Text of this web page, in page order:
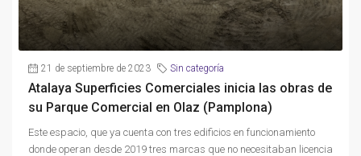
21 de septiembre de 2023 Sin categoría
Atalaya Superficies Comerciales inicia las obras de
su Parque Comercial en Olaz (Pamplona)
Este espacio, que ya cuenta con tres edificios en funcionamiento
donde operan desde 2019 tres marcas que no necesitaban licencia